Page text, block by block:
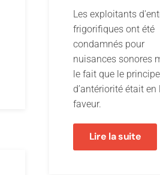
Les exploitants
frigorifiques ont été
condamnés pour
nuisances sonores
le fait que le principe
d’antériorité était en
faveur.
Lire la suite